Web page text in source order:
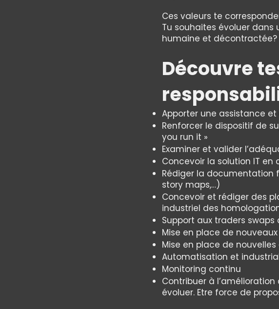
Ces valeurs te
Tu souhaites évoluer
humaine et décontractée?
Découvre
Apporter une assistance
Renforcer le dispositif de
you run it »
Examiner et valider
Concevoir la solution IT
Rédiger la documentation
story maps,…)
Concevoir et rédiger des
industriel des
Support aux traders swaps
Mise en place de
Mise en place de
Automatisation et
Monitoring continu
Contribuer à
évoluer. Etre force de